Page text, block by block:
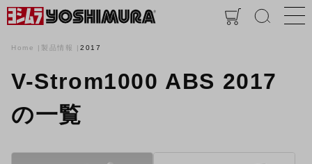
Home 製品情報 2017
V-Strom1000 ABS 2017
の一覧